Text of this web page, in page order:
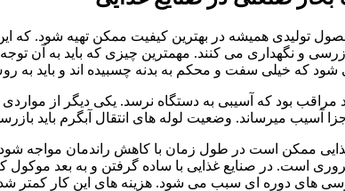
تولیدی همیشه در بهترین کیفیت ممکن تهیه شود. که این
و نگهداری می کنند. مهمترین چیزی که باید به آن
که خیلی سفت و محکم به بدنه چسبیده اند و باید به روش
مراقب بود که آسیبی به دستگاه نرسد. یکی دیگر از
آسیب میرساند. وضعیت لوله های انتقال آبگرم باید
ممکن است در طول زمان با کاهش راندمان مواجه
است. در صنایع غذایی با ساده گرفتن و به بعد موکول
های دوره ای سبب می شود. هزینه های این کار کمتر